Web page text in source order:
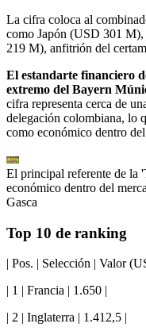
La cifra coloca al
como Japón (USD 301
219 M), anfitrión del
El estandarte financiero
extremo del Bayern
cifra representa cerca de
delegación colombiana, lo
como económico dentro
El principal referente de la
económico dentro del
Gasca
Top 10 de ranking
| Pos. | Selección | Valor
| 1 | Francia | 1.650 |
| 2 | Inglaterra | 1.412,5 |